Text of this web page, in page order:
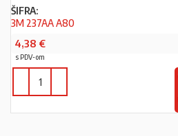
ŠIFRA:
3M 237AA A80
4,38 €
s PDV-om